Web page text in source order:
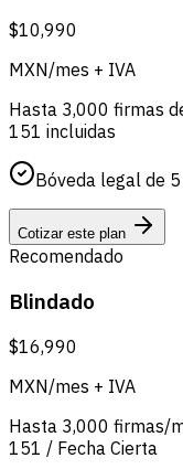
$10,990
MXN/mes + IVA
Hasta 3,000 firmas
151 incluidas
Bóveda legal de
Cotizar este plan
Recomendado
Blindado
$16,990
MXN/mes + IVA
Hasta 3,000 firmas/
151 / Fecha Cierta